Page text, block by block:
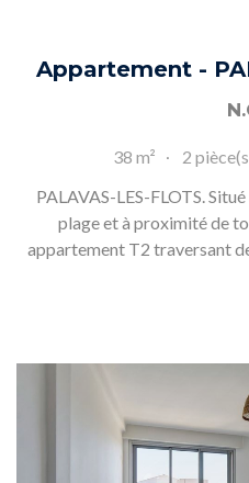
Appartement -
38 m² 2
PALAVAS-LES-FLOTS.
plage et à proximité de
appartement T2 traversant